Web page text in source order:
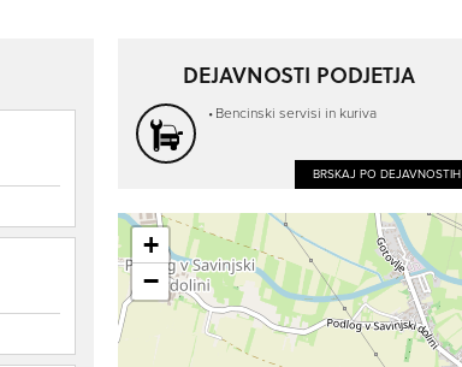
DEJAVNOSTI PODJETJA
Bencinski servisi in kuriva
BRSKAJ PO DEJAVNOSTIH
+
−